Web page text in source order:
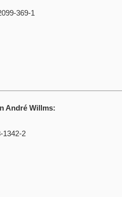
369-1
André Willms:
1342-2